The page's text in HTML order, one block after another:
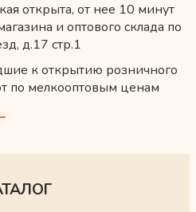
открыта, от нее 10 минут
и оптового склада по
д.17 стр.1
к открытию розничного
по мелкооптовым ценам